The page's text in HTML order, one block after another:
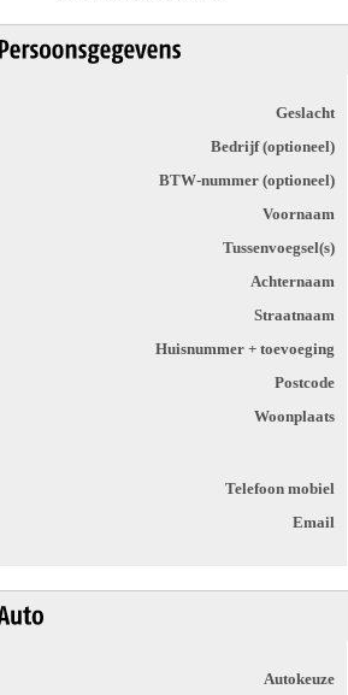
Geslacht
Bedrijf (optioneel)
BTW-nummer (optioneel)
Voornaam
Tussenvoegsel(s)
Achternaam
Straatnaam
Huisnummer + toevoeging
Postcode
Woonplaats
Telefoon mobiel
Email
Autokeuze